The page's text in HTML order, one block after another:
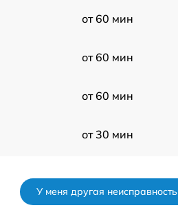
от 60 мин
от 60 мин
от 60 мин
от 30 мин
У меня другая неисправность